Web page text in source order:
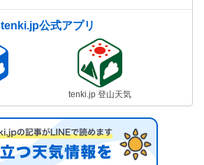
tenki.jp公式アプリ
tenki.jp 登山天気